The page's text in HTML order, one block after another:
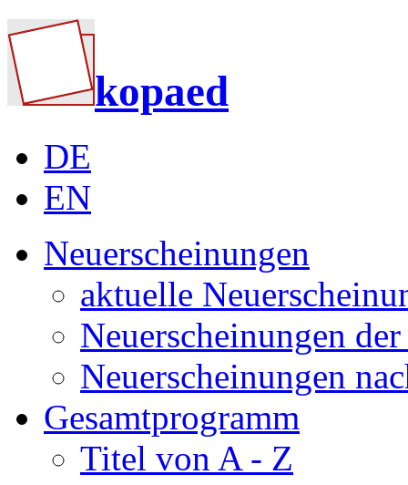
kopaed
DE
EN
Neuerscheinungen
aktuelle
Neuerscheinungen
Neuerscheinungen
Gesamtprogramm
Titel von A - Z